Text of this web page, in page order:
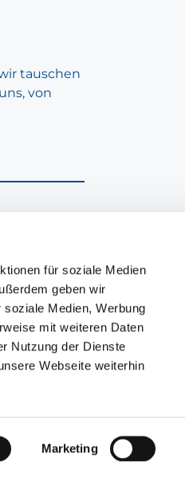
für soziale Medien
geben wir
Medien, Werbung
mit weiteren Daten
Nutzung der Dienste
Webseite weiterhin
Marketing
tauschen
von
Kenntnis